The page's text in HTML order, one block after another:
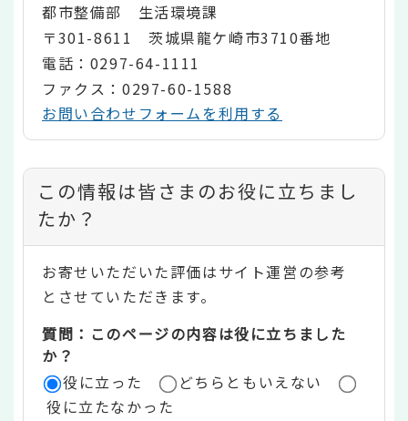
都市整備部 生活環境課
〒301-8611 茨城県龍ケ崎市3710番地
電話：0297-64-1111
ファクス：0297-60-1588
お問い合わせフォームを利用する
コ
ン
テ
ン
ツ
評
価
この情報は皆さまのお役に立ちまし
たか？
お寄せいただいた評価はサイト運営の参考
とさせていただきます。
質問：このページの内容は役に立ちました
か？
役に立った
どちらともいえない
役に立たなかった